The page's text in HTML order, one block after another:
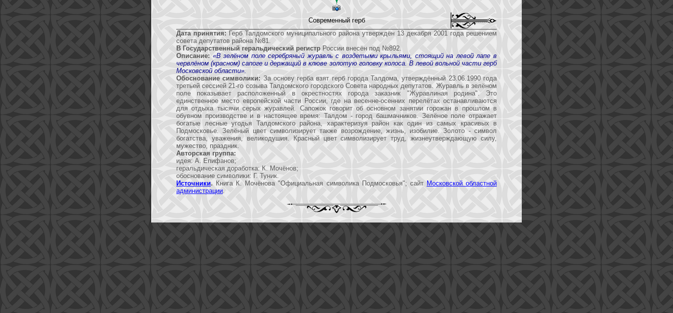
Современный герб
Дата принятия: Герб Талдомского муниципального района утверждён 13 декабря 2001 года решением
совета депутатов района №81.
В Государственный геральдический регистр России внесён под №892.
Описание: «В зелёном поле серебряный журавль с воздетыми крыльями, стоящий на левой лапе в
червлёном (красном) сапоге и держащий в клюве золотую головку колоса. В левой вольной части герб
Московской области».
Обоснование символики: За основу герба взят герб города Талдома, утверждённый 23.06.1990 года
третьей сессией 21-го созыва Талдомского городского Совета народных депутатов. Журавль в зелёном
поле показывает расположенный в окрестностях города заказник "Журавлиная родина". Это
единственное место европейской части России, где на весенне-осенних перелётах останавливаются
для отдыха тысячи серых журавлей. Сапожок говорит об основном занятии горожан в прошлом в
обувном производстве и в настоящее время: Талдом - город башмачников. Зелёное поле отражает
богатые лесные угодья Талдомского района, характеризуя район как один из самых красивых в
Подмосковье. Зелёный цвет символизирует также возрождение, жизнь, изобилие. Золото - символ
богатства, уважения, великодушия. Красный цвет символизирует труд, жизнеутверждающую силу,
мужество, праздник.
Авторская группа:
идея: А. Епифанов;
геральдическая доработка: К. Мочёнов;
обоснование символики: Г. Туник.
Источники. Книга К. Мочёнова "Официальная символика Подмосковья"; сайт Московской областной
администрации.